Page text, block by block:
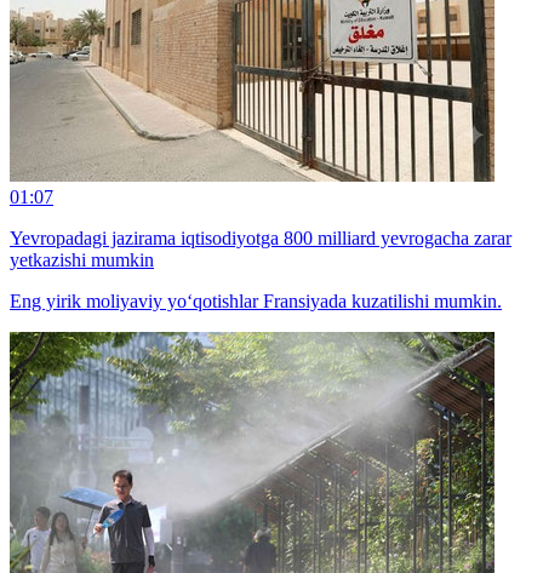
01:07
Yevropadagi jazirama iqtisodiyotga 800 milliard yevrogacha zarar
yetkazishi mumkin
Eng yirik moliyaviy yo‘qotishlar Fransiyada kuzatilishi mumkin.